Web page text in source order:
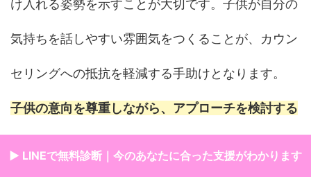
け入れる姿勢を示すことが大切です。子供が自分の
気持ちを話しやすい雰囲気をつくることが、カウン
セリングへの抵抗を軽減する手助けとなります。
子供の意向を尊重しながら、アプローチを検討する
▶ LINEで無料診断｜今のあなたに合った支援がわかります